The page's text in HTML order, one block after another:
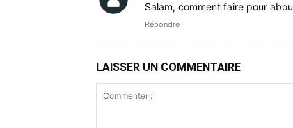
Salam, comment faire pour
Répondre
LAISSER UN COMMENTAIRE